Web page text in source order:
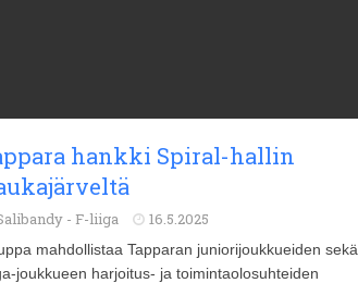
hankki Spiral-hallin
- F-liiga 16.5.2025
mahdollistaa Tapparan juniorijoukkueiden sekä
joukkueen harjoitus- ja toimintaolosuhteiden